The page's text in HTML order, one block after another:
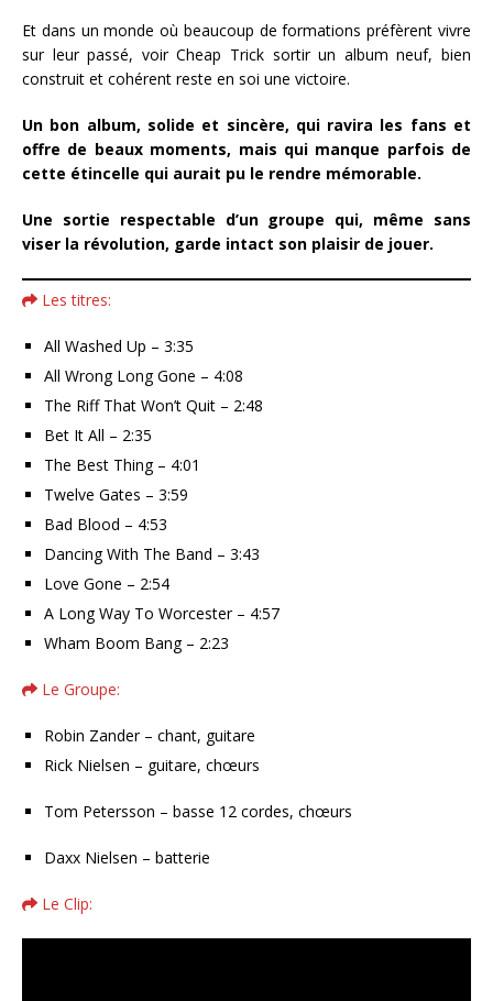
Et dans un monde où beaucoup de formations préfèrent vivre
sur leur passé, voir Cheap Trick sortir un album neuf, bien
construit et cohérent reste en soi une victoire.
Un bon album, solide et sincère, qui ravira les fans et
offre de beaux moments, mais qui manque parfois de
cette étincelle qui aurait pu le rendre mémorable.
Une sortie respectable d’un groupe qui, même sans
viser la révolution, garde intact son plaisir de jouer.
Les titres:
All Washed Up – 3:35
All Wrong Long Gone – 4:08
The Riff That Won’t Quit – 2:48
Bet It All – 2:35
The Best Thing – 4:01
Twelve Gates – 3:59
Bad Blood – 4:53
Dancing With The Band – 3:43
Love Gone – 2:54
A Long Way To Worcester – 4:57
Wham Boom Bang – 2:23
Le Groupe:
Robin Zander – chant, guitare
Rick Nielsen – guitare, chœurs
Tom Petersson – basse 12 cordes, chœurs
Daxx Nielsen – batterie
Le Clip: